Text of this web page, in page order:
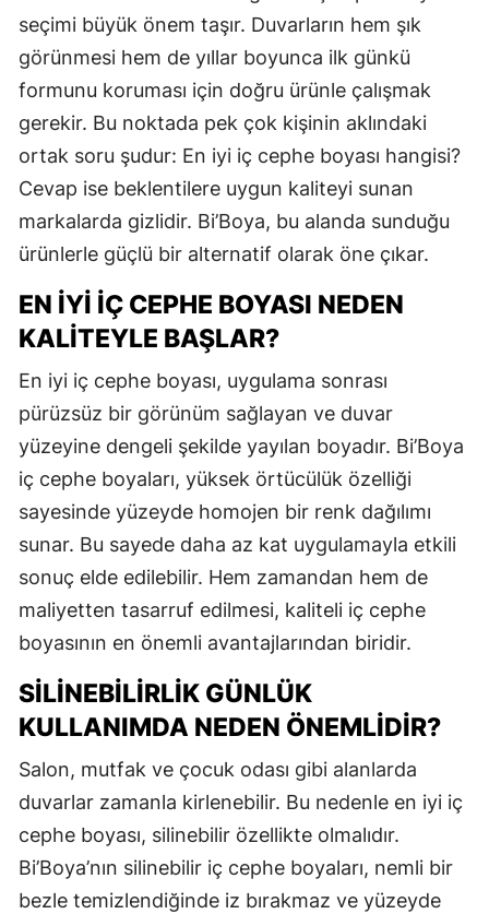
seçimi büyük önem taşır. Duvarların hem şık
görünmesi hem de yıllar boyunca ilk günkü
formunu koruması için doğru ürünle çalışmak
gerekir. Bu noktada pek çok kişinin aklındaki
ortak soru şudur: En iyi iç cephe boyası hangisi?
Cevap ise beklentilere uygun kaliteyi sunan
markalarda gizlidir. Bi’Boya, bu alanda sunduğu
ürünlerle güçlü bir alternatif olarak öne çıkar.
EN İYI İÇ CEPHE BOYASI NEDEN
KALITEYLE BAŞLAR?
En iyi iç cephe boyası, uygulama sonrası
pürüzsüz bir görünüm sağlayan ve duvar
yüzeyine dengeli şekilde yayılan boyadır. Bi’Boya
iç cephe boyaları, yüksek örtücülük özelliği
sayesinde yüzeyde homojen bir renk dağılımı
sunar. Bu sayede daha az kat uygulamayla etkili
sonuç elde edilebilir. Hem zamandan hem de
maliyetten tasarruf edilmesi, kaliteli iç cephe
boyasının en önemli avantajlarından biridir.
SILINEBILIRLIK GÜNLÜK
KULLANIMDA NEDEN ÖNEMLIDIR?
Salon, mutfak ve çocuk odası gibi alanlarda
duvarlar zamanla kirlenebilir. Bu nedenle en iyi iç
cephe boyası, silinebilir özellikte olmalıdır.
Bi’Boya’nın silinebilir iç cephe boyaları, nemli bir
bezle temizlendiğinde iz bırakmaz ve yüzeyde